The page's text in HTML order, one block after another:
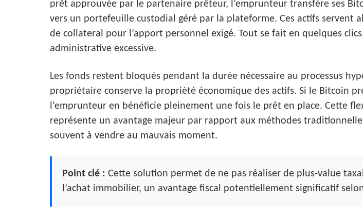
prêt approuvée par le partenaire prêteur, l’emprunteur transfère ses
vers un portefeuille custodial géré par la plateforme. Ces actifs servent
de collateral pour l’apport personnel exigé. Tout se fait en quelques
administrative excessive.
Les fonds restent bloqués pendant la durée nécessaire au processus
propriétaire conserve la propriété économique des actifs. Si le Bitcoin
l’emprunteur en bénéficie pleinement une fois le prêt en place. Cette
représente un avantage majeur par rapport aux méthodes
souvent à vendre au mauvais moment.
Point clé : Cette solution permet de ne pas réaliser de plus-value
l’achat immobilier, un avantage fiscal potentiellement significatif